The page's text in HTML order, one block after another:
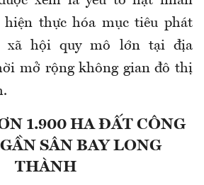
thực hóa mục tiêu phát
hội quy mô lớn tại địa
mở rộng không gian đô thị
1.900 HA ĐẤT CÔNG
SÂN BAY LONG
THÀNH